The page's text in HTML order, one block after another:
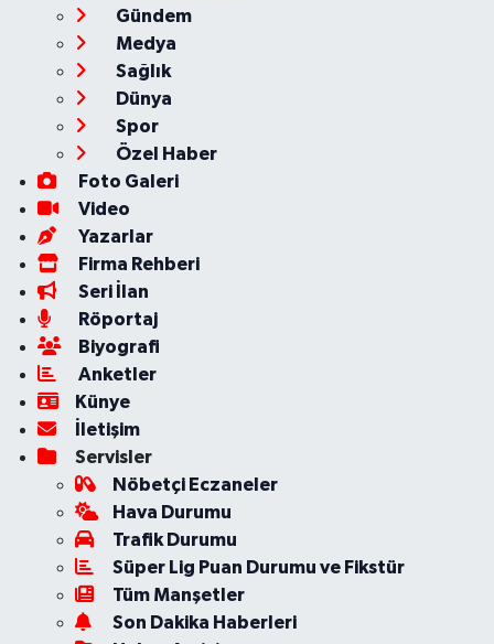
Gündem
Medya
Sağlık
Dünya
Spor
Özel Haber
Foto Galeri
Video
Yazarlar
Firma Rehberi
Seri İlan
Röportaj
Biyografi
Anketler
Künye
İletişim
Servisler
Nöbetçi Eczaneler
Hava Durumu
Trafik Durumu
Süper Lig Puan Durumu ve Fikstür
Tüm Manşetler
Son Dakika Haberleri